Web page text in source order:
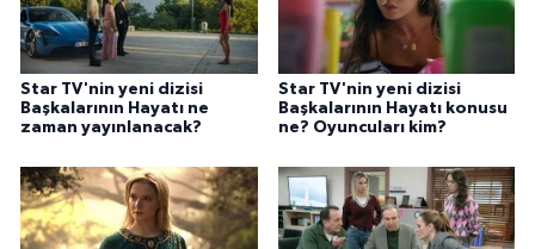
Star TV'nin yeni dizisi
Başkalarının Hayatı ne
zaman yayınlanacak?
Star TV'nin yeni dizisi
Başkalarının Hayatı konusu
ne? Oyuncuları kim?